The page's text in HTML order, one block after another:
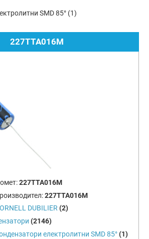
SMD 85° (1)
227TTA016M
227TTA016M
227TTA016M
DUBILIER (2)
(2146)
електролитни SMD 85° (1)